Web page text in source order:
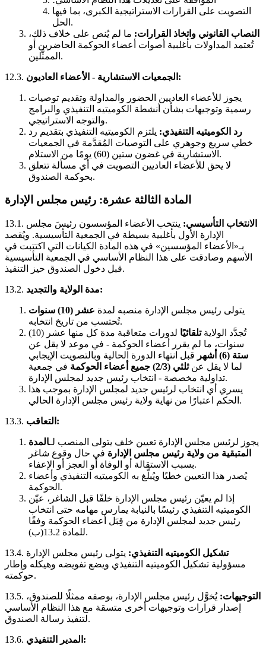
التصويت على القرارات الاستراتيجية الكبرى، بما فيها
الحل.
النصاب القانوني واتخاذ القرارات: ما لم يُنص على خلاف ذلك،
تُعتمد المداولات بأغلبية أصوات أعضاء الحوكمة الحاضرين أو
الممثَّلين.
12.3. الجمعيات الاستشارية - الأعضاء العاديون:
يجوز للأعضاء العاديين الحضور والمداولة وتقديم توصيات
رسمية وتوجيهات بشأن أنشطة الكوميتيه التنفيذي والبرامج
والتوجه الاستراتيجي.
رد الكوميتيه التنفيذي: يلتزم الكوميتيه التنفيذي بتقديم رد
خطي سريع وجوهري على التوصيات المُقدَّمة في الجمعيات
الاستشارية في غضون ستين (60) يومًا من الاستلام.
لا يحق للأعضاء العاديين التصويت في أي مسألة تتعلق
بحوكمة الصندوق.
المادة الثالثة عشرة: رئيس مجلس الإدارة
13.1. الانتخاب التأسيسي: ينتخب الأعضاء المؤسسون رئيسَ مجلس
الإدارة الأول بأغلبية بسيطة في الجمعية التأسيسية. ويُقصد
بـ«الأعضاء المؤسسين» في هذه المادة الكيانات التي اكتتبت في
الأسهم وصادقت على هذا النظام الأساسي في الجمعية التأسيسية
قبل دخول الصندوق حيز التنفيذ.
13.2. مدة الولاية والتجديد:
يتولى رئيس مجلس الإدارة منصبه لمدة عشر (10) سنوات
تُحتسب من تاريخ انتخابه.
تُجدَّد الولايةتلقائيًا
لدورات متعاقبة مدة كل منها عشر (10)
سنوات، ما لم يقرر أعضاء الحوكمة - في موعد لا يقل عن
ستة (6) أشهر
قبل انتهاء الدورة الحالية وبالتصويت الإيجابي
لما لا يقل عنثلثي (2/3) جميع أعضاء الحوكمة
في جمعية
تداولية مخصصة - انتخاب رئيس جديد لمجلس الإدارة.
يسري أي انتخاب لرئيس جديد لمجلس الإدارة بموجب هذا
الحكم اعتبارًا من نهاية ولاية رئيس مجلس الإدارة الحالي.
13.3. التعاقب:
يجوز لرئيس مجلس الإدارة تعيين خلف يتولى المنصب لـالمدة
المتبقية من ولاية رئيس مجلس الإدارة في حال وقوع شاغر
بسبب الاستقالة أو الوفاة أو العجز أو الإعفاء.
يُصدر هذا التعيين خطيًا ويُبلَّغ به الكوميتيه التنفيذي وأعضاء
الحوكمة.
إذا لم يعيّن رئيس مجلس الإدارة خلفًا قبل الشاغر، عيّن
الكوميتيه التنفيذي رئيسًا بالنيابة يمارس مهامه حتى انتخاب
رئيس جديد لمجلس الإدارة من قِبَل أعضاء الحوكمة وفقًا
للمادة 13.2(ب).
13.4. تشكيل الكوميتيه التنفيذي: يتولى رئيس مجلس الإدارة
مسؤولية تشكيل الكوميتيه التنفيذي ويضع تفويضه وهيكله وإطار
حوكمته.
13.5. التوجيهات: يُخوَّل رئيس مجلس الإدارة، بوصفه ممثلًا للصندوق،
إصدار قرارات وتوجيهات أخرى متسقة مع هذا النظام الأساسي
لتنفيذ رسالة الصندوق.
13.6. المدير التنفيذي: